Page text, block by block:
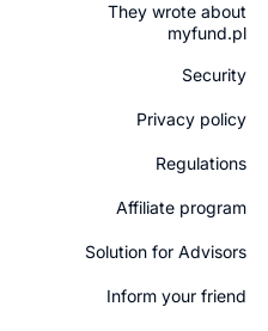
They wrote about
myfund.pl
Security
Privacy policy
Regulations
Affiliate program
Solution for Advisors
Inform your friend